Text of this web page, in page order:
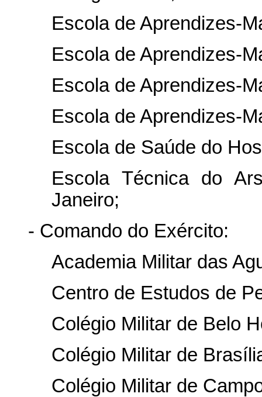
Escola de Aprendizes-
Escola de Aprendizes-
Escola de Aprendizes-
Escola de Aprendizes-
Escola de Saúde do
Escola Técnica do
Janeiro;
- Comando do Exército:
Academia Militar das
Centro de Estudos de
Colégio Militar de Belo
Colégio Militar de
Colégio Militar de